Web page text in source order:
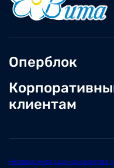
Оперблок
клиентам
Независимая оценка качества